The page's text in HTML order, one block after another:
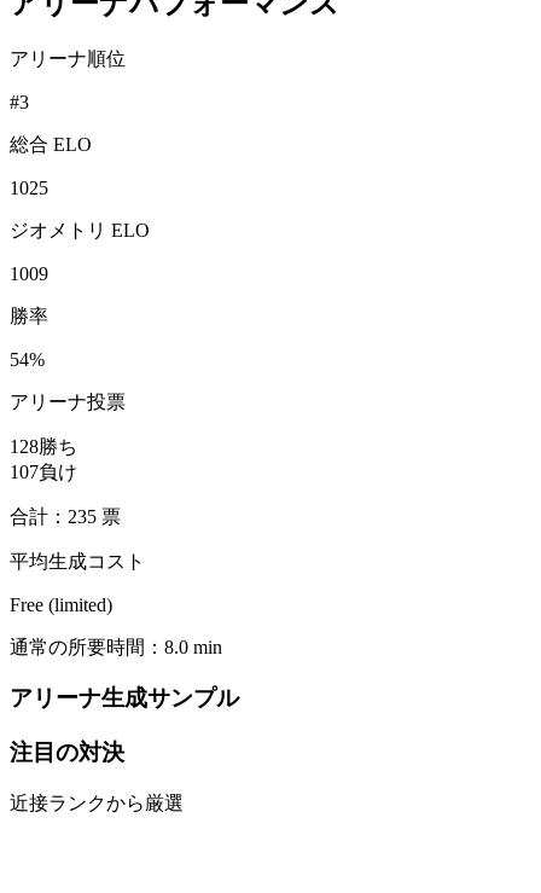
アリーナ順位
#3
総合 ELO
1025
ジオメトリ ELO
1009
勝率
54%
アリーナ投票
128勝ち
107負け
合計：235 票
平均生成コスト
Free (limited)
通常の所要時間：8.0 min
アリーナ生成サンプル
注目の対決
近接ランクから厳選